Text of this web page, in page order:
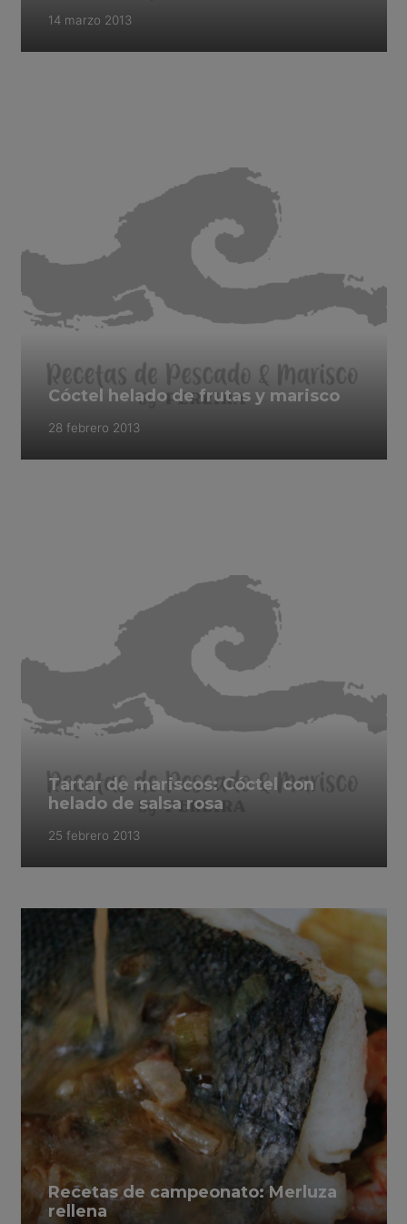
14 marzo 2013
Cóctel helado de frutas y marisco
28 febrero 2013
Tartar de mariscos: Cóctel con
helado de salsa rosa
25 febrero 2013
Recetas de campeonato: Merluza
rellena